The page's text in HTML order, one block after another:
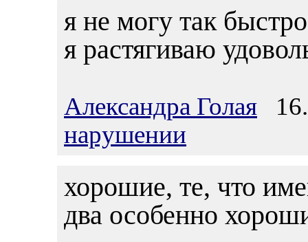
я не могу так
я растягиваю
Александра Голая
нарушении
хорошие, те, что
два особенно